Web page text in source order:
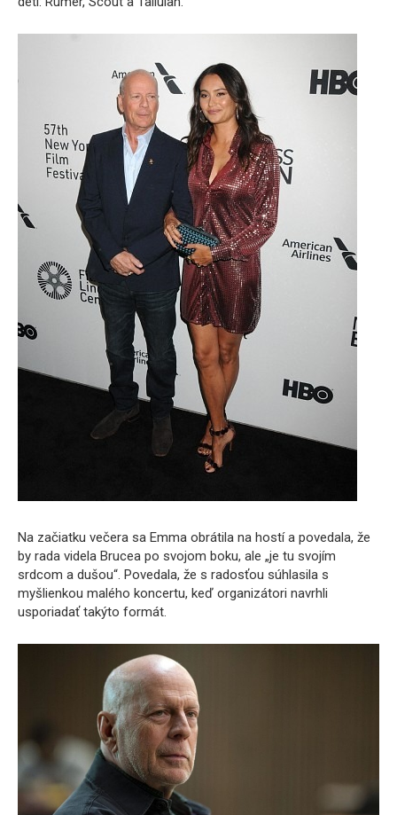
Na začiatku večera sa Emma obrátila na hostí a povedala, že
by rada videla Brucea po svojom boku, ale „je tu svojím
srdcom a dušou“. Povedala, že s radosťou súhlasila s
myšlienkou malého koncertu, keď organizátori navrhli
usporiadať takýto formát.